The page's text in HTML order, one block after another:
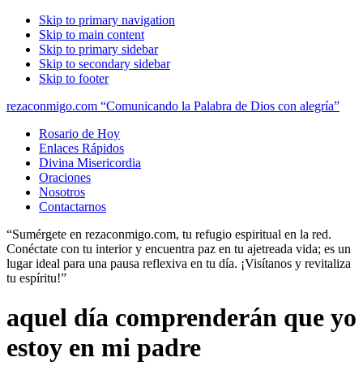
Skip to primary navigation
Skip to main content
Skip to primary sidebar
Skip to secondary sidebar
Skip to footer
rezaconmigo.com “Comunicando la Palabra de Dios con alegría”
Rosario de Hoy
Enlaces Rápidos
Divina Misericordia
Oraciones
Nosotros
Contactarnos
“Sumérgete en rezaconmigo.com, tu refugio espiritual en la red.
Conéctate con tu interior y encuentra paz en tu ajetreada vida; es un
lugar ideal para una pausa reflexiva en tu día. ¡Visítanos y revitaliza
tu espíritu!”
aquel día comprenderán que yo
estoy en mi padre